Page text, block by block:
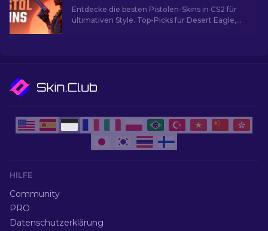
Entdecke die besten Pistolen-Skins in CS2 für
ultimativen Style. Top-Picks für Desert Eagle,
HILFE
Community
PRO
Datenschutzerklärung